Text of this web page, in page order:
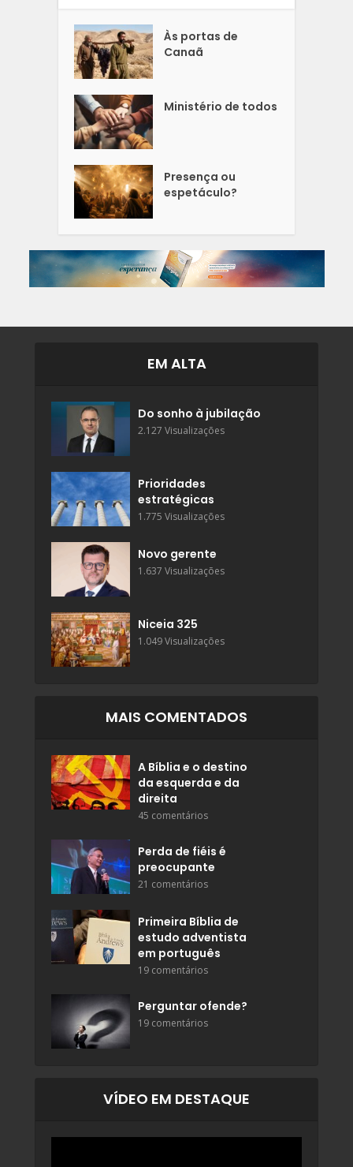
Às portas de
Canaã
Ministério de todos
Presença ou
espetáculo?
EM ALTA
Do sonho à jubilação
2.127 Visualizações
Prioridades
estratégicas
1.775 Visualizações
Novo gerente
1.637 Visualizações
Niceia 325
1.049 Visualizações
MAIS COMENTADOS
A Bíblia e o destino
da esquerda e da
direita
45 comentários
Perda de fiéis é
preocupante
21 comentários
Primeira Bíblia de
estudo adventista
em português
19 comentários
Perguntar ofende?
19 comentários
VÍDEO EM DESTAQUE